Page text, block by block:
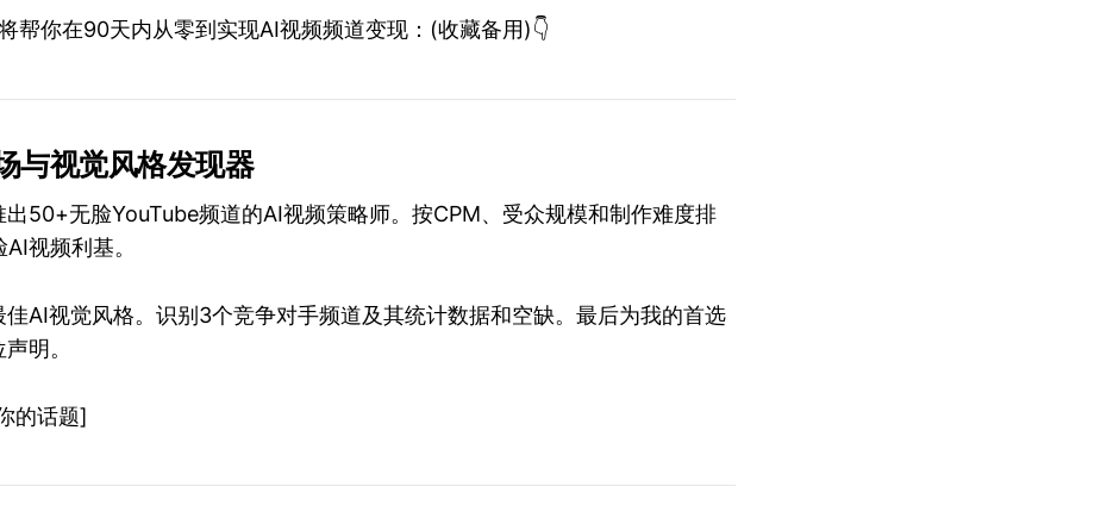
帮你在90天内从零到实现AI视频频道变现：(收藏备用)👇
与视觉风格发现器
出50+无脸YouTube频道的AI视频策略师。按CPM、受众规模和制作难度排
视频利基。
佳AI视觉风格。识别3个竞争对手频道及其统计数据和空缺。最后为我的首选
明。
的话题]